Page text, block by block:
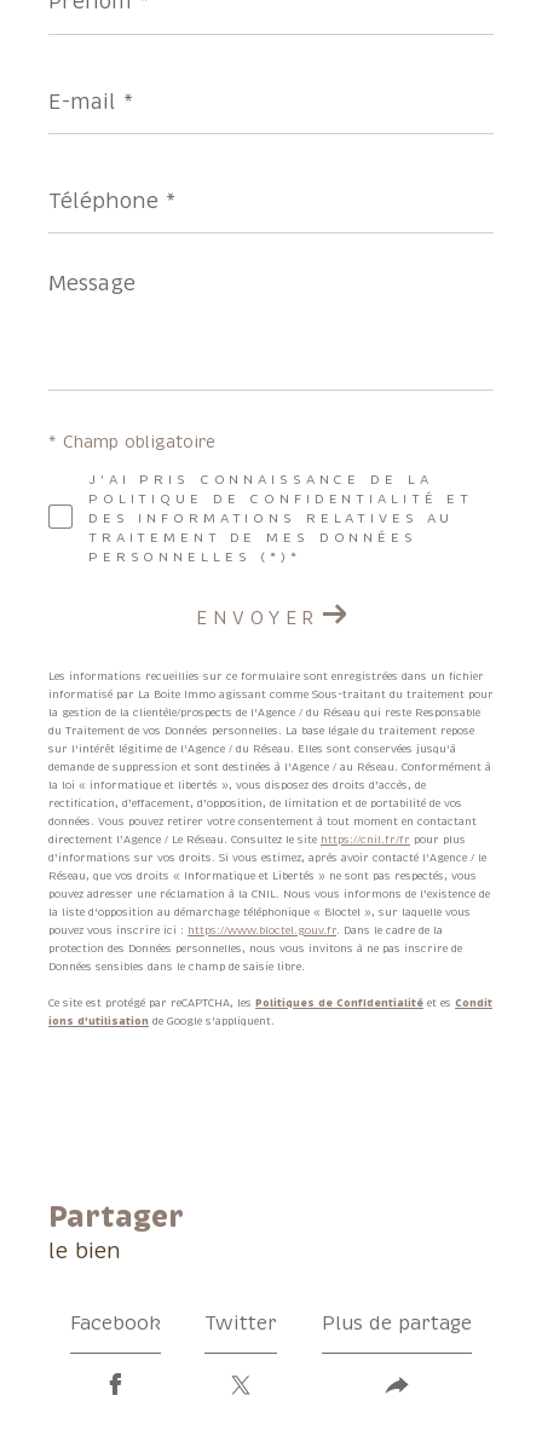
mail
*
*
Message
J'AI PRIS CONNAISSANCE DE LA
POLITIQUE DE CONFIDENTIALITÉ ET
DES INFORMATIONS RELATIVES AU
TRAITEMENT DE MES DONNÉES
PERSONNELLES (*)*
* Champ obligatoire
ENVOYER
Les informations recueillies sur ce formulaire sont enregistrées dans un fichier
informatisé par La Boite Immo agissant comme Sous-traitant du traitement pour
la gestion de la clientèle/prospects de l'Agence / du Réseau qui reste Responsable
du Traitement de vos Données personnelles. La base légale du traitement repose
sur l'intérêt légitime de l'Agence / du Réseau. Elles sont conservées jusqu'à
demande de suppression et sont destinées à l'Agence / au Réseau. Conformément à
la loi « informatique et libertés », vous disposez des droits d’accès, de
rectification, d’effacement, d’opposition, de limitation et de portabilité de vos
données. Vous pouvez retirer votre consentement à tout moment en contactant
directement l’Agence / Le Réseau. Consultez le site https://cnil.fr/fr pour plus
d’informations sur vos droits. Si vous estimez, après avoir contacté l'Agence / le
Réseau, que vos droits « Informatique et Libertés » ne sont pas respectés, vous
pouvez adresser une réclamation à la CNIL. Nous vous informons de l’existence de
la liste d'opposition au démarchage téléphonique « Bloctel », sur laquelle vous
pouvez vous inscrire ici : https://www.bloctel.gouv.fr. Dans le cadre de la
protection des Données personnelles, nous vous invitons à ne pas inscrire de
Données sensibles dans le champ de saisie libre.
Ce site est protégé par reCAPTCHA, les Politiques de Confidentialité et es Condit
ions d'utilisation de Google s'appliquent.
partager
le bien
Facebook Twitter Plus de partage